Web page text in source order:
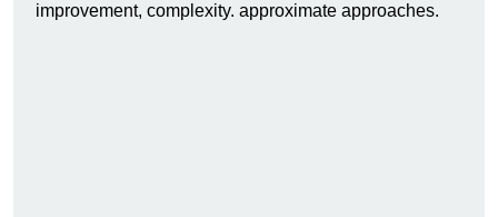
improvement, complexity. approximate approaches.